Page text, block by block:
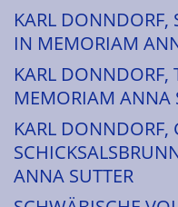
KARL DONNDORF,
IN MEMORIAM
KARL DONNDORF,
MEMORIAM ANNA
KARL
ANNA SUTTER